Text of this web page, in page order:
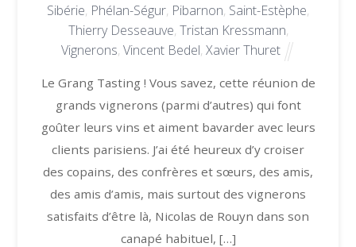
Sibérie, Phélan-Ségur, Pibarnon, Saint-Estèphe,
Thierry Desseauve, Tristan Kressmann,
Vignerons, Vincent Bedel, Xavier Thuret
Le Grang Tasting ! Vous savez, cette réunion de
grands vignerons (parmi d’autres) qui font
goûter leurs vins et aiment bavarder avec leurs
clients parisiens. J’ai été heureux d’y croiser
des copains, des confrères et sœurs, des amis,
des amis d’amis, mais surtout des vignerons
satisfaits d’être là, Nicolas de Rouyn dans son
canapé habituel, […]